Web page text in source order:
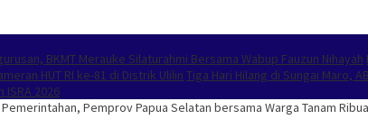
BKMT Merauke Silaturahmi Bersama Wabup Fauzun Nihayah
HUT RI ke-81 di Distrik Ulilin Tiga Hari Hilang di Sungai Maro,
ISRA 2026
Pemprov Papua Selatan bersama Warga Tanam